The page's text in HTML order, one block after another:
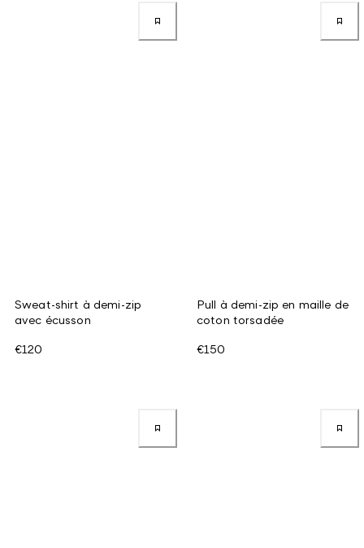
Sweat-shirt à demi-zip
avec écusson
€120
Pull à demi-zip en maille de
coton torsadée
€150